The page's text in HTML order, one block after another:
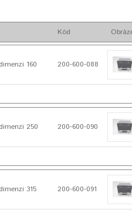
Kód
160 200-600-088
250 200-600-090
315 200-600-091